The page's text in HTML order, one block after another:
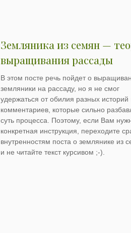
Земляника из семян —
выращивания рассады
В этом посте речь пойдет о
земляники на рассаду, но я не смог
удержаться от обилия разных историй
комментариев, которые сильно
суть процесса. Поэтому, если Вам
конкретная инструкция, переходите
внутренностям поста о землянике из
и не читайте текст курсивом ;-).